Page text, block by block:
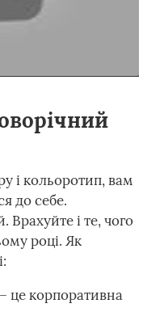
і кольоротип, вам
до себе.
Врахуйте і те, чого
році. Як
це корпоративна